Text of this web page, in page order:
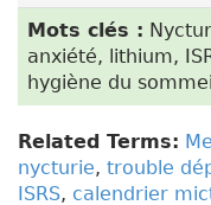
Mots clés :
anxiété, lithium,
hygiène du
Related Terms:
nycturie, trouble
ISRS, calendrier